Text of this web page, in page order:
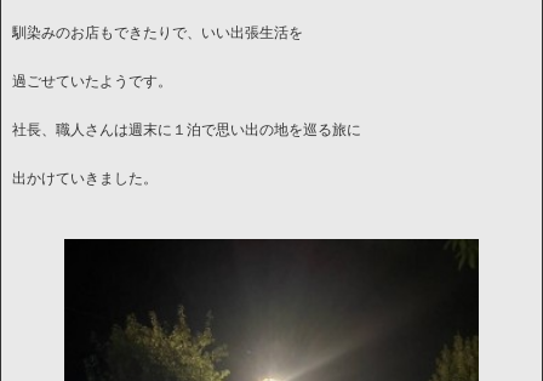
馴染みのお店もできたりで、いい出張生活を
過ごせていたようです。
社長、職人さんは週末に１泊で思い出の地を巡る旅に
出かけていきました。